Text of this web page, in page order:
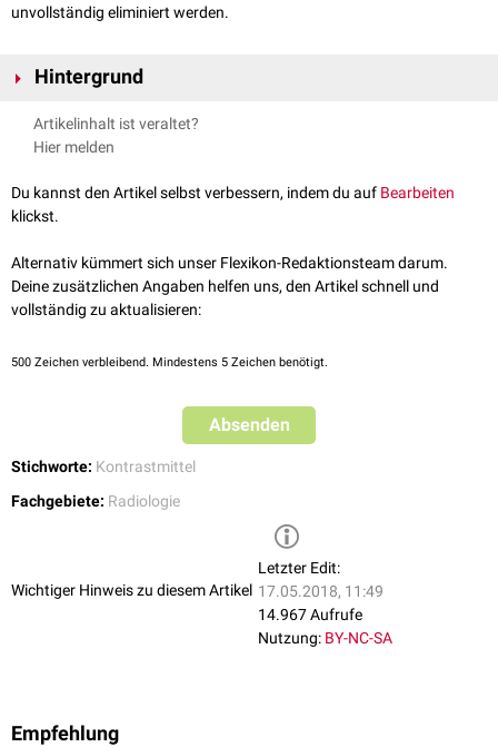
unvollständig eliminiert werden.
Hintergrund
Thorotrast wurde früher als
mit einer Latenz von 10 bis 20 Jahren eine Reihe von Spätschäden
(beispielsweise
Multiples Myelom ) und der Leber (cholangiozelluläres
Karzinom
), traten Lähmungen der glatten
von Granulomen auf. Der Symptomenkomplex wird häufig als
Thorotrastosebezeichnet.
Artikelinhalt ist veraltet?
Hier melden
Du kannst den Artikel selbst verbessern, indem du auf Bearbeiten
klickst.
Alternativ kümmert sich unser Flexikon-Redaktionsteam darum.
Deine zusätzlichen Angaben helfen uns, den Artikel schnell und
vollständig zu aktualisieren:
500 Zeichen verbleibend. Mindestens 5 Zeichen benötigt.
Absenden
Stichworte: Kontrastmittel
Fachgebiete: Radiologie
Wichtiger Hinweis zu diesem Artikel
Letzter Edit:
17.05.2018, 11:49
14.967 Aufrufe
Nutzung: BY-NC-SA
Empfehlung